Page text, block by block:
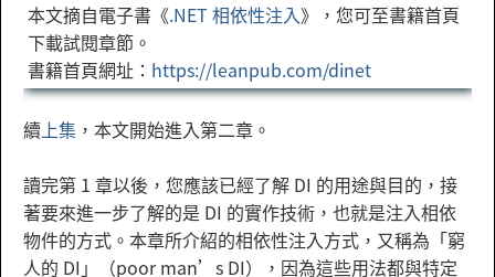
本文摘自電子書《.NET 相依性注入》，您可至書籍首頁
下載試閱章節。
書籍首頁網址： https://leanpub.com/dinet
續上集 ，本文開始進入第二章。
讀完第 1 章以後，您應該已經了解 DI 的用途與目的，接
著要來進一步了解的是 DI 的實作技術，也就是注入相依
物件的方式。本章所介紹的相依性注入方式，又稱為「窮
人的 DI」（poor man’s DI），因為這些用法都與特定